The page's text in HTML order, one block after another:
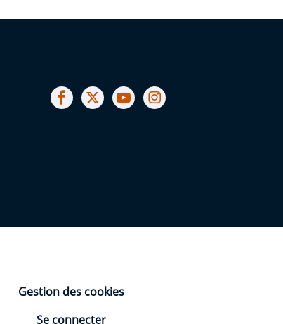
Notre facebook
Notre X (ex Twitter)
Notre Chaine youtube
Gestion des cookies
Se connecter